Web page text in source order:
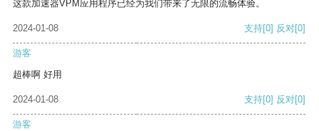
这款加速器VPM应用程序已经为我们带来了无限的流畅体验。
2024-01-08 支持[0] 反对[0]
游客
超棒啊 好用
2024-01-08 支持[0] 反对[0]
游客